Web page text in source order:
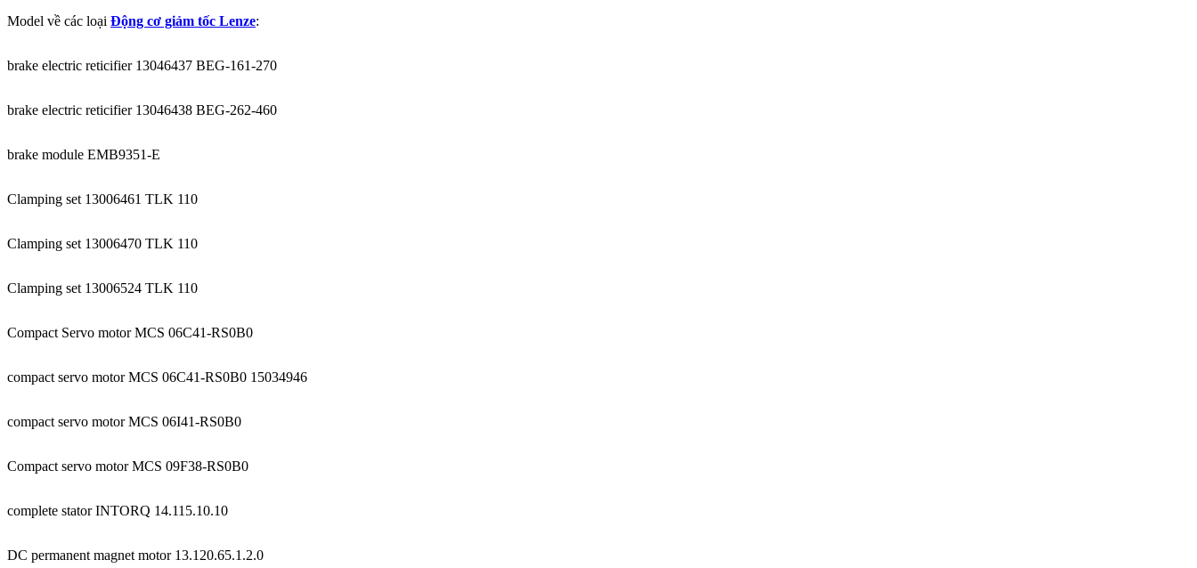
Model về các loại Động cơ giảm tốc Lenze:
brake electric reticifier 13046437 BEG-161-270
brake electric reticifier 13046438 BEG-262-460
brake module EMB9351-E
Clamping set 13006461 TLK 110
Clamping set 13006470 TLK 110
Clamping set 13006524 TLK 110
Compact Servo motor MCS 06C41-RS0B0
compact servo motor MCS 06C41-RS0B0 15034946
compact servo motor MCS 06I41-RS0B0
Compact servo motor MCS 09F38-RS0B0
complete stator INTORQ 14.115.10.10
DC permanent magnet motor 13.120.65.1.2.0